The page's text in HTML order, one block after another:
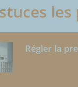
Régler la